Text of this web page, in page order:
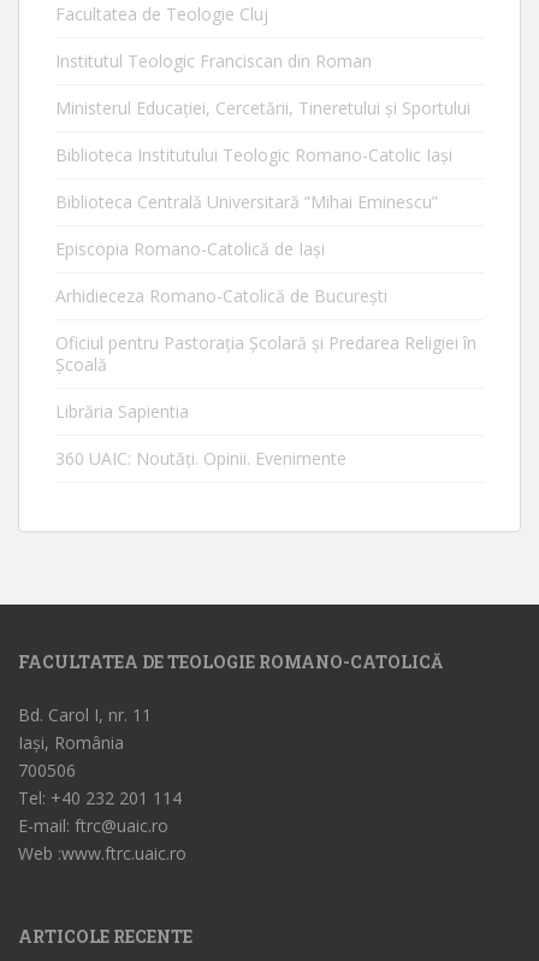
Facultatea de Teologie Cluj
Institutul Teologic Franciscan din Roman
Ministerul Educaţiei, Cercetării, Tineretului şi Sportului
Biblioteca Institutului Teologic Romano-Catolic Iaşi
Biblioteca Centrală Universitară ”Mihai Eminescu”
Episcopia Romano-Catolică de Iaşi
Arhidieceza Romano-Catolică de Bucureşti
Oficiul pentru Pastorația Școlară și Predarea Religiei în
Școală
Librăria Sapientia
360 UAIC: Noutăţi. Opinii. Evenimente
FACULTATEA DE TEOLOGIE ROMANO-CATOLICĂ
Bd. Carol I, nr. 11
Iași, România
700506
Tel: +40 232 201 114
E-mail: ftrc@uaic.ro
Web :www.ftrc.uaic.ro
ARTICOLE RECENTE